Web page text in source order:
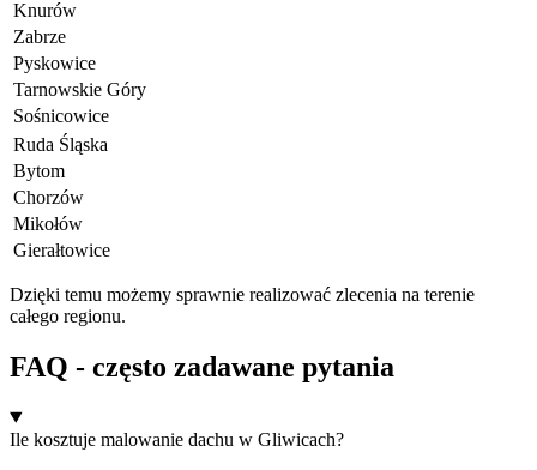
Knurów
Zabrze
Pyskowice
Tarnowskie Góry
Sośnicowice
Ruda Śląska
Bytom
Chorzów
Mikołów
Gierałtowice
Dzięki temu możemy sprawnie realizować zlecenia na terenie
całego regionu.
FAQ - często zadawane pytania
Ile kosztuje malowanie dachu w Gliwicach?